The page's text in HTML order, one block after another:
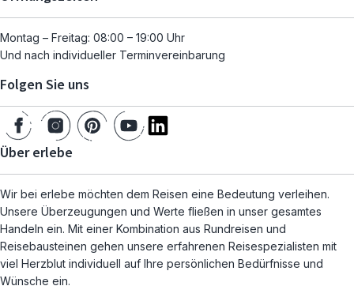
Montag – Freitag: 08:00 – 19:00 Uhr
Und nach individueller Terminvereinbarung
Folgen Sie uns
Über erlebe
Wir bei erlebe möchten dem Reisen eine Bedeutung verleihen.
Unsere Überzeugungen und Werte fließen in unser gesamtes
Handeln ein. Mit einer Kombination aus Rundreisen und
Reisebausteinen gehen unsere erfahrenen Reisespezialisten mit
viel Herzblut individuell auf Ihre persönlichen Bedürfnisse und
Wünsche ein.